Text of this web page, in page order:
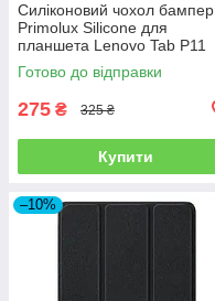
Силіконовий чохол бампер
Primolux Silicone для
планшета Lenovo Tab P11
2nd Gen 11.5" (TB-350 / TB-
355) - Clear
Готово до відправки
275 ₴ 325 ₴
Купити
–10%